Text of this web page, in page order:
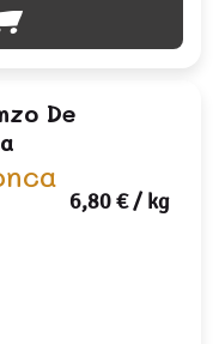
De
6,80 €/ kg